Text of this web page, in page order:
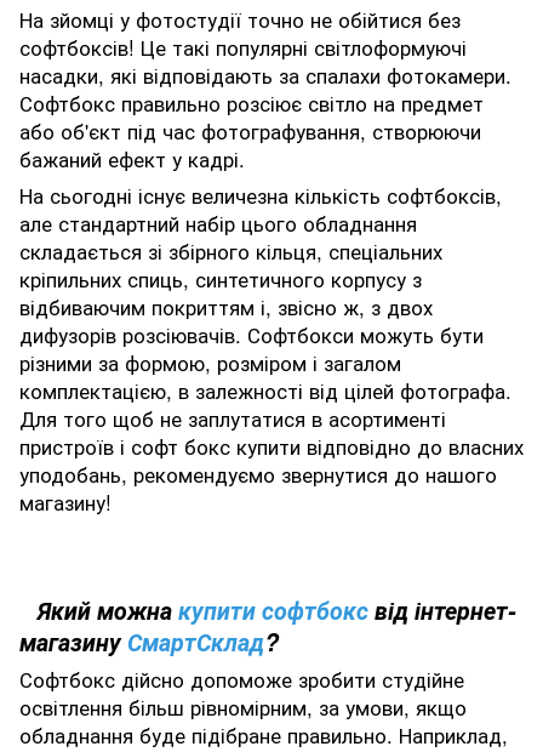
На зйомці у фотостудії точно не обійтися без
софтбоксів! Це такі популярні світлоформуючі
насадки, які відповідають за спалахи фотокамери.
Софтбокс правильно розсіює світло на предмет
або об'єкт під час фотографування, створюючи
бажаний ефект у кадрі.
На сьогодні існує величезна кількість софтбоксів,
але стандартний набір цього обладнання
складається зі збірного кільця, спеціальних
кріпильних спиць, синтетичного корпусу з
відбиваючим покриттям і, звісно ж, з двох
дифузорів розсіювачів. Софтбокси можуть бути
різними за формою, розміром і загалом
комплектацією, в залежності від цілей фотографа.
Для того щоб не заплутатися в асортименті
пристроїв і софт бокс купити відповідно до власних
уподобань, рекомендуємо звернутися до нашого
магазину!
Який можнакупити софтбоксвід інтернет-
магазинуСмартСклад?
Софтбокс дійсно допоможе зробити студійне
освітлення більш рівномірним, за умови, якщо
обладнання буде підібране правильно. Наприклад,